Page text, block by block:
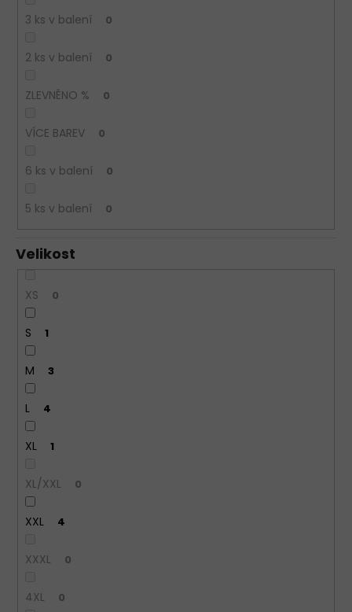
3 ks v balení 0
2 ks v balení 0
ZLEVNĚNO % 0
VÍCE BAREV 0
6 ks v balení 0
5 ks v balení 0
Velikost
XS 0
S 1
M 3
L 4
XL 1
XL/XXL 0
XXL 4
XXXL 0
4XL 0